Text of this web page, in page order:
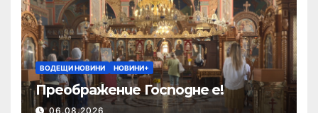
ВОДЕЩИ НОВИНИ НОВИНИ+
Преображение Господне е!
06.08.2026